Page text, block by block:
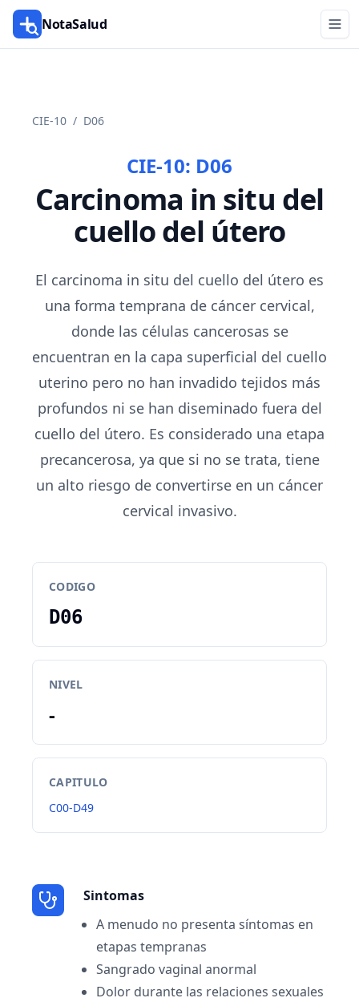
NotaSalud
CIE-10 / D06
CIE-10: D06
Carcinoma in situ del
cuello del útero
El carcinoma in situ del cuello del útero es
una forma temprana de cáncer cervical,
donde las células cancerosas se
encuentran en la capa superficial del cuello
uterino pero no han invadido tejidos más
profundos ni se han diseminado fuera del
cuello del útero. Es considerado una etapa
precancerosa, ya que si no se trata, tiene
un alto riesgo de convertirse en un cáncer
cervical invasivo.
CODIGO
D06
NIVEL
-
CAPITULO
C00-D49
Sintomas
A menudo no presenta síntomas en
etapas tempranas
Sangrado vaginal anormal
Dolor durante las relaciones sexuales